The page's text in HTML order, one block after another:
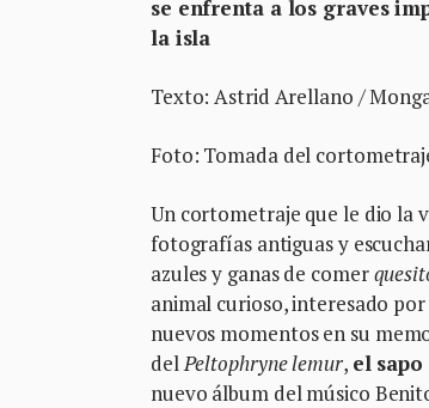
se enfrenta a los graves
la isla
Texto: Astrid Arellano /
Foto: Tomada del
Un cortometraje que le dio la
fotografías antiguas y
azules y ganas de comer
animal curioso, interesado
nuevos momentos en su
delPeltophryne lemur, el
nuevo álbum del músico